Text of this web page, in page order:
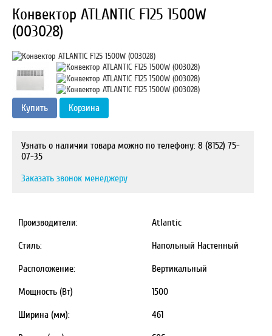
Конвектор ATLANTIC F125 1500W
(003028)
Купить Корзина
Узнать о наличии товара можно по телефону: 8 (8152) 75-
07-35
Заказать звонок менеджеру
Производители: Atlantic
Стиль: Напольный Настенный
Расположение: Вертикальный
Мощность (Вт) 1500
Ширина (мм): 461